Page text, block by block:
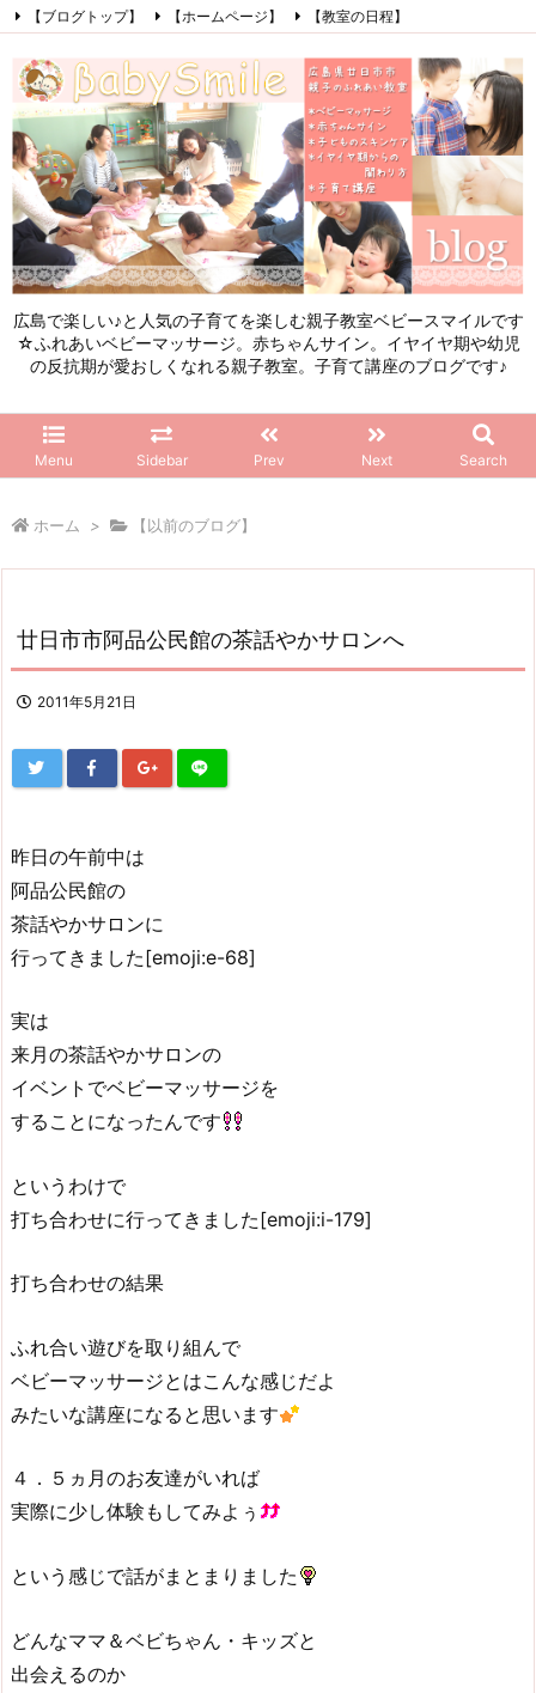
広島で楽しい♪と人気の子育てを楽しむ親子教室ベビースマイルです
☆ふれあいベビーマッサージ。赤ちゃんサイン。イヤイヤ期や幼児
の反抗期が愛おしくなれる親子教室。子育て講座のブログです♪
Menu Sidebar Prev Next Search
【ブログトップ】 【ホームページ】
【教室の日程】
【初めてこのブログを見る方へ】
Facebook Instagram
LINE
RSS
Feedly
ホーム > 【以前のブログ】
廿日市市阿品公民館の茶話やかサロンへ
2011年5月21日
昨日の午前中は
阿品公民館の
茶話やかサロンに
行ってきました[emoji:e-68]
実は
来月の茶話やかサロンの
イベントでベビーマッサージを
することになったんです
というわけで
打ち合わせに行ってきました[emoji:i-179]
打ち合わせの結果
ふれ合い遊びを取り組んで
ベビーマッサージとはこんな感じだよ
みたいな講座になると思います
４．５ヵ月のお友達がいれば
実際に少し体験もしてみよぅ
という感じで話がまとまりました
どんなママ＆ベビちゃん・キッズと
出会えるのか